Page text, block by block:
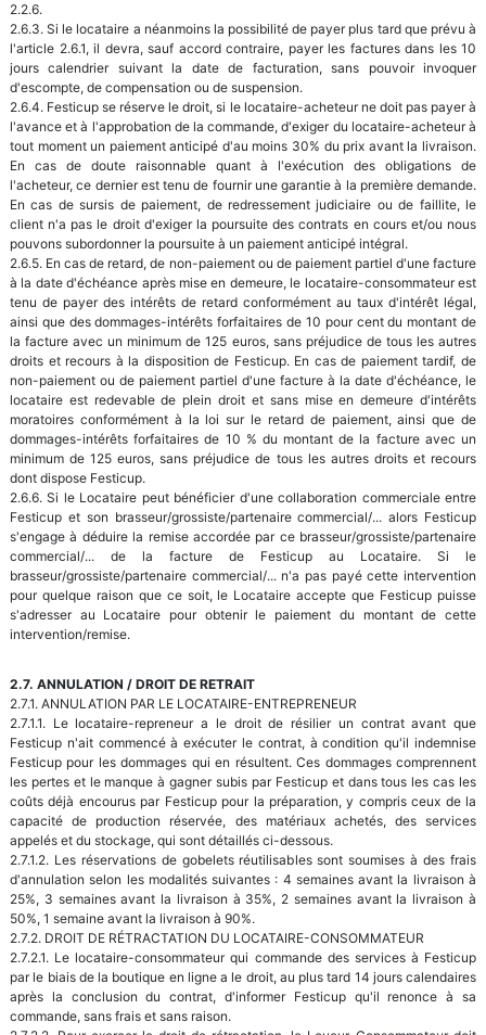
2.2.6.
2.6.3. Si le locataire a néanmoins la possibilité de payer plus tard que prévu à
l'article 2.6.1, il devra, sauf accord contraire, payer les factures dans les 10
jours calendrier suivant la date de facturation, sans pouvoir invoquer
d'escompte, de compensation ou de suspension.
2.6.4. Festicup se réserve le droit, si le locataire-acheteur ne doit pas payer à
l'avance et à l'approbation de la commande, d'exiger du locataire-acheteur à
tout moment un paiement anticipé d'au moins 30% du prix avant la livraison.
En cas de doute raisonnable quant à l'exécution des obligations de
l'acheteur, ce dernier est tenu de fournir une garantie à la première demande.
En cas de sursis de paiement, de redressement judiciaire ou de faillite, le
client n'a pas le droit d'exiger la poursuite des contrats en cours et/ou nous
pouvons subordonner la poursuite à un paiement anticipé intégral.
2.6.5. En cas de retard, de non-paiement ou de paiement partiel d'une facture
à la date d'échéance après mise en demeure, le locataire-consommateur est
tenu de payer des intérêts de retard conformément au taux d'intérêt légal,
ainsi que des dommages-intérêts forfaitaires de 10 pour cent du montant de
la facture avec un minimum de 125 euros, sans préjudice de tous les autres
droits et recours à la disposition de Festicup. En cas de paiement tardif, de
non-paiement ou de paiement partiel d'une facture à la date d'échéance, le
locataire est redevable de plein droit et sans mise en demeure d'intérêts
moratoires conformément à la loi sur le retard de paiement, ainsi que de
dommages-intérêts forfaitaires de 10 % du montant de la facture avec un
minimum de 125 euros, sans préjudice de tous les autres droits et recours
dont dispose Festicup.
2.6.6. Si le Locataire peut bénéficier d'une collaboration commerciale entre
Festicup et son brasseur/grossiste/partenaire commercial/... alors Festicup
s'engage à déduire la remise accordée par ce brasseur/grossiste/partenaire
commercial/... de la facture de Festicup au Locataire. Si le
brasseur/grossiste/partenaire commercial/... n'a pas payé cette intervention
pour quelque raison que ce soit, le Locataire accepte que Festicup puisse
s'adresser au Locataire pour obtenir le paiement du montant de cette
intervention/remise.
2.7. ANNULATION / DROIT DE RETRAIT
2.7.1. ANNULATION PAR LE LOCATAIRE-ENTREPRENEUR
2.7.1.1. Le locataire-repreneur a le droit de résilier un contrat avant que
Festicup n'ait commencé à exécuter le contrat, à condition qu'il indemnise
Festicup pour les dommages qui en résultent. Ces dommages comprennent
les pertes et le manque à gagner subis par Festicup et dans tous les cas les
coûts déjà encourus par Festicup pour la préparation, y compris ceux de la
capacité de production réservée, des matériaux achetés, des services
appelés et du stockage, qui sont détaillés ci-dessous.
2.7.1.2. Les réservations de gobelets réutilisables sont soumises à des frais
d'annulation selon les modalités suivantes : 4 semaines avant la livraison à
25%, 3 semaines avant la livraison à 35%, 2 semaines avant la livraison à
50%, 1 semaine avant la livraison à 90%.
2.7.2. DROIT DE RÉTRACTATION DU LOCATAIRE-CONSOMMATEUR
2.7.2.1. Le locataire-consommateur qui commande des services à Festicup
par le biais de la boutique en ligne a le droit, au plus tard 14 jours calendaires
après la conclusion du contrat, d'informer Festicup qu'il renonce à sa
commande, sans frais et sans raison.